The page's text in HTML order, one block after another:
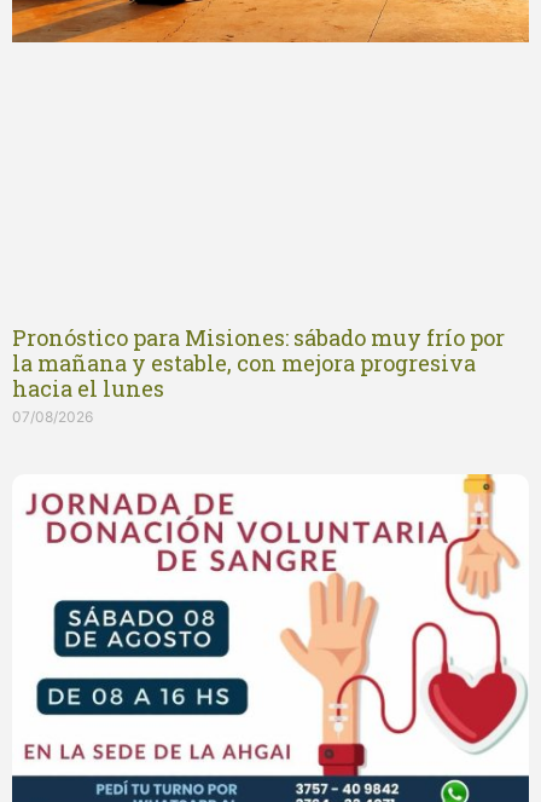
Pronóstico para Misiones: sábado muy frío por
la mañana y estable, con mejora progresiva
hacia el lunes
07/08/2026